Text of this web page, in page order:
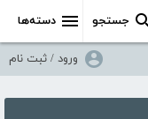
دسته‌ها جستجو
ورود / ثبت نام